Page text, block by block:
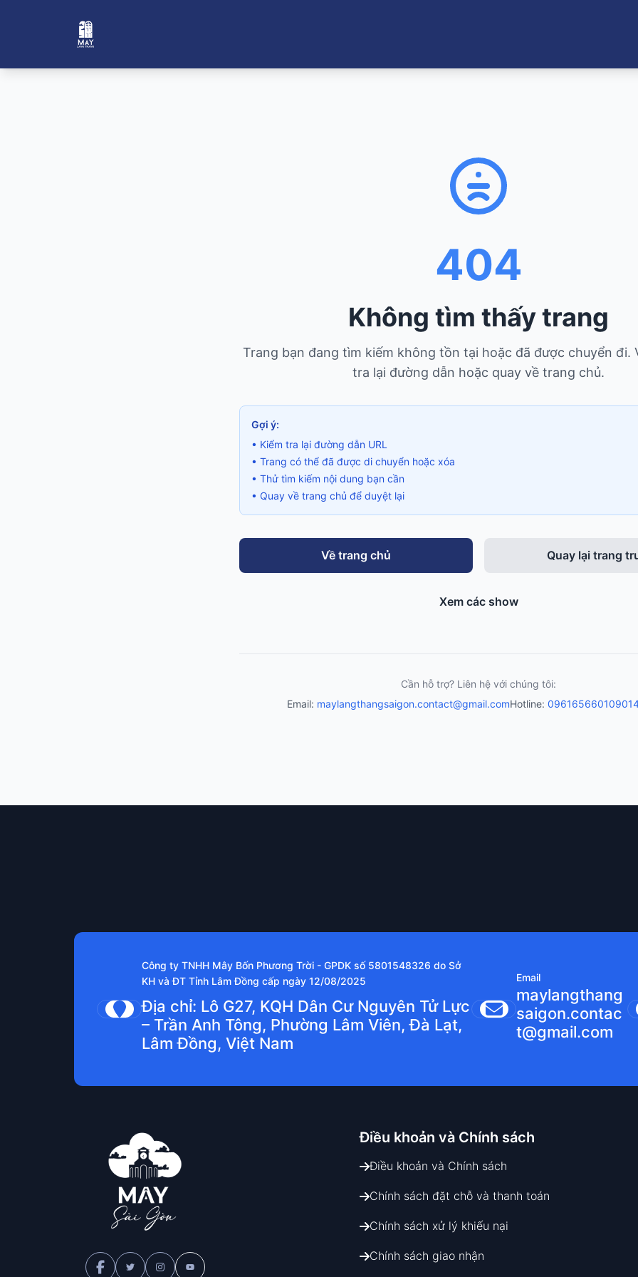
404
Không tìm thấy trang
Trang bạn đang tìm kiếm không tồn tại hoặc đã được chuyển đi.
tra lại đường dẫn hoặc quay về trang chủ.
Gợi ý:
• Kiểm tra lại đường dẫn URL
• Trang có thể đã được di chuyển hoặc xóa
• Thử tìm kiếm nội dung bạn cần
• Quay về trang chủ để duyệt lại
Về trang chủ Quay lại trang
Xem các show
Cần hỗ trợ? Liên hệ với chúng tôi:
Email: maylangthangsaigon.contact@gmail.comHotline: 0961656601
Công ty TNHH Mây Bốn Phương Trời - GPDK số 5801548326 do Sở
KH và ĐT Tỉnh Lâm Đồng cấp ngày 12/08/2025
Địa chỉ: Lô G27, KQH Dân Cư Nguyên Tử Lực
– Trần Anh Tông, Phường Lâm Viên, Đà Lạt,
Lâm Đồng, Việt Nam
Email
maylangthang
saigon.contac
t@gmail.com
Điều khoản và Chính sách
Điều khoản và Chính sách
Chính sách đặt chỗ và thanh toán
Chính sách xử lý khiếu nại
Chính sách giao nhận